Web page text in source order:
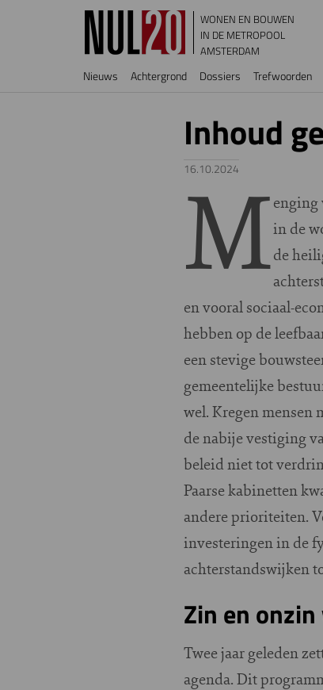
Overslaan en naar de inhoud gaan
WONEN EN BOUWEN
IN DE METROPOOL
AMSTERDAM
Hoofdnavigatie
Nieuws Achtergrond Dossiers Trefwoorden
Inhoud
16.10.2024
Menging
in de
de
en vooral sociaal-
hebben op de
een stevige
gemeentelijke
wel. Kregen mensen
de nabije vestiging
beleid niet tot
Paarse kabinetten
andere prioriteiten.
investeringen in de
achterstandswijken
Zin en
Twee jaar geleden
agenda. Dit